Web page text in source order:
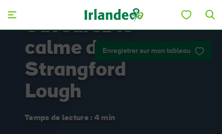
Enregistrer sur mon tableau
Savourez le
calme de
Strangford
Lough
Temps de lecture : 4 min